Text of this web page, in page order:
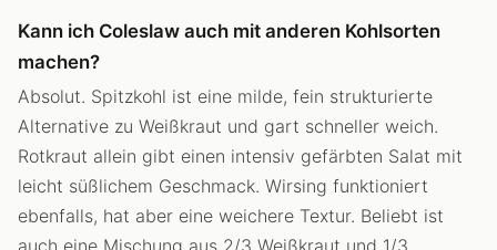
Kann ich Coleslaw auch mit anderen Kohlsorten
machen?
Absolut. Spitzkohl ist eine milde, fein strukturierte
Alternative zu Weißkraut und gart schneller weich.
Rotkraut allein gibt einen intensiv gefärbten Salat mit
leicht süßlichem Geschmack. Wirsing funktioniert
ebenfalls, hat aber eine weichere Textur. Beliebt ist